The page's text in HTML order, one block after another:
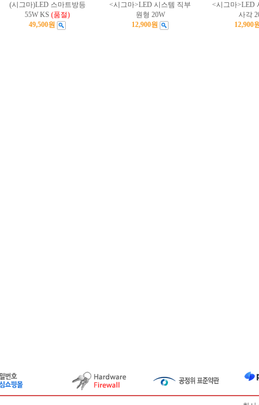
(시그마)LED 스마트방등
55W KS (품절)
49,500원
<시그마>LED 시스템 직부
원형 20W
12,900원
<시그마>LED
사각
12,900